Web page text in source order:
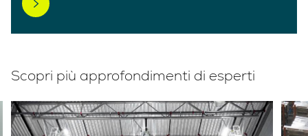
Scopri più approfondimenti di esperti